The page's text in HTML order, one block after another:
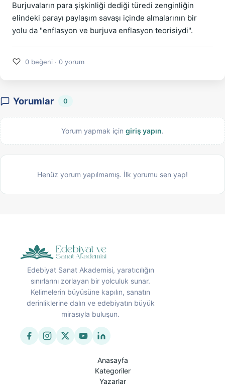
Burjuvaların para şişkinliği dediği türedi zenginliğin
elindeki parayı paylaşım savaşı içinde almalarının bir
yolu da "enflasyon ve burjuva enflasyon teorisiydi".
♡ 0 beğeni · 0 yorum
Yorumlar 0
Yorum yapmak için giriş yapın.
Henüz yorum yapılmamış. İlk yorumu sen yap!
Edebiyat Sanat Akademisi, yaratıcılığın
sınırlarını zorlayan bir yolculuk sunar.
Kelimelerin büyüsüne kapılın, sanatın
derinliklerine dalın ve edebiyatın büyük
mirasıyla buluşun.
Anasayfa
Kategoriler
Yazarlar